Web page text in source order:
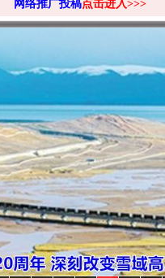
网络推广投稿点击进入>>>